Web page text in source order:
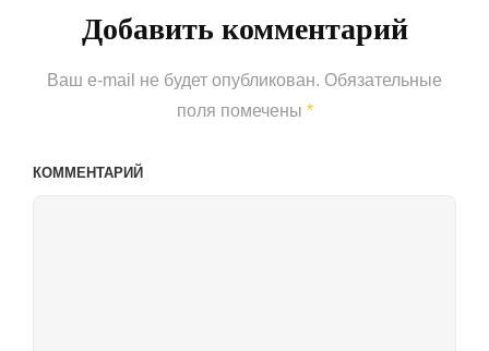
Добавить комментарий
Ваш e-mail не будет опубликован. Обязательные
поля помечены *
КОММЕНТАРИЙ